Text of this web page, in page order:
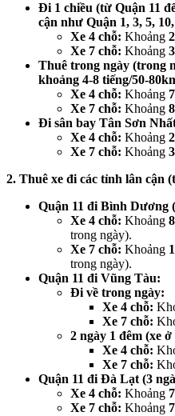
Đi 1 chiều (từ Quận 11
cận như Quận 1, 3, 5,
Xe 4 chỗ: Khoảng
Xe 7 chỗ: Khoảng
Thuê trong ngày (trong
khoảng 4-8 tiếng/50-
Xe 4 chỗ: Khoảng
Xe 7 chỗ: Khoảng
Đi sân bay Tân Sơn
Xe 4 chỗ: Khoảng
Xe 7 chỗ: Khoảng
2. Thuê xe đi các tỉnh lân cận
Quận 11 đi Bình Dương
Xe 4 chỗ: Khoảng
trong ngày).
Xe 7 chỗ: Khoảng
trong ngày).
Quận 11 đi Vũng Tàu:
Đi về trong ngày:
Xe 4 chỗ:
Xe 7 chỗ:
2 ngày 1 đêm (xe
Xe 4 chỗ:
Xe 7 chỗ:
Quận 11 đi Đà Lạt (3
Xe 4 chỗ: Khoảng
Xe 7 chỗ: Khoảng